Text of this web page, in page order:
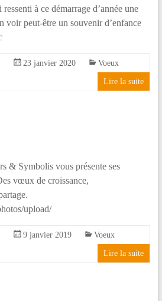
à ce démarrage d’année une
voir peut-être un souvenir d’enfance
23 janvier 2020 Voeux
Lire la suite
& Symbolis vous présente ses
vœux de croissance,
upload/
9 janvier 2019 Voeux
Lire la suite